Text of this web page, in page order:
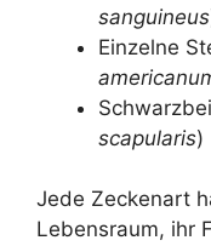
sanguineus
Einzelne
scapularis)
Jede Zeckenart
Lebensraum, ihr